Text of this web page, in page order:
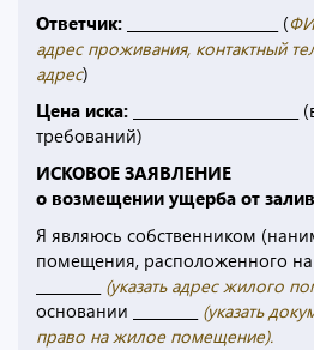
Ответчик:
_____________________ (
адрес проживания, контактный
адрес)
Цена иска:
требований)
ИСКОВОЕ ЗАЯВЛЕНИЕ
о возмещении ущерба от
Я являюсь собственником
помещения, расположенного на
(указать адрес жилого
основании _________ (указать
право на жилое помещение).